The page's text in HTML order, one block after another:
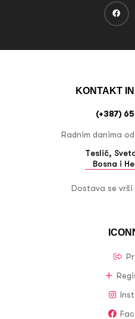
KONTAKT
(+387)
Radnim danima
Teslić,
Bosna i
Dostava se vrši